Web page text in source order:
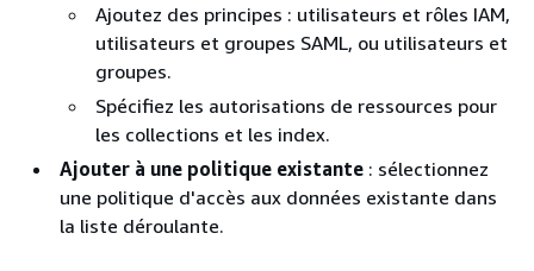
Ajoutez des principes : utilisateurs et rôles IAM,
utilisateurs et groupes SAML, ou utilisateurs et
groupes.
Spécifiez les autorisations de ressources pour
les collections et les index.
Ajouter à une politique existante : sélectionnez
une politique d'accès aux données existante dans
la liste déroulante.